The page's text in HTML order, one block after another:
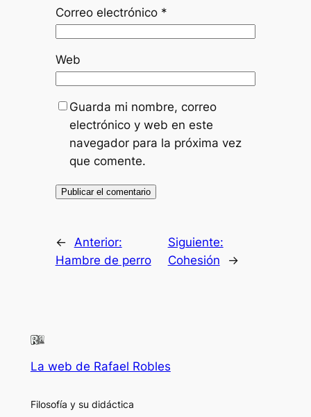
Correo electrónico *
Web
Guarda mi nombre, correo
electrónico y web en este
navegador para la próxima vez
que comente.
←
Anterior:
Hambre de perro
Siguiente:
Cohesión
→
La web de Rafael Robles
Filosofía y su didáctica